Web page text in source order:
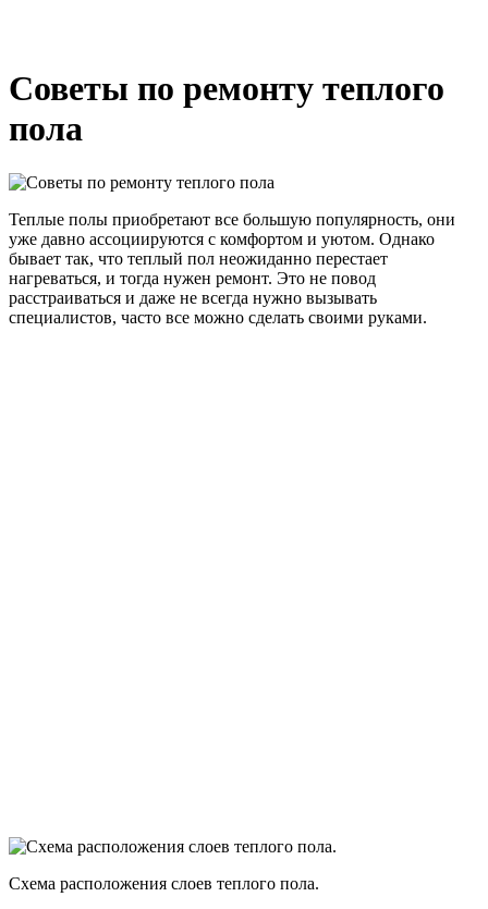
Советы по ремонту теплого
пола
Теплые полы приобретают все большую популярность, они
уже давно ассоциируются с комфортом и уютом. Однако
бывает так, что теплый пол неожиданно перестает
нагреваться, и тогда нужен ремонт. Это не повод
расстраиваться и даже не всегда нужно вызывать
специалистов, часто все можно сделать своими руками.
Схема расположения слоев теплого пола.